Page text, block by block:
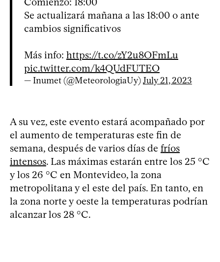
Se actualizará mañana a las 18:00 o ante
cambios significativos
Más info: https://t.co/zY2u8OFmLu
pic.twitter.com/k4QUdFUTEO
— Inumet (@MeteorologiaUy)July 21, 2023
A su vez, este evento estará acompañado por
el aumento de temperaturas este fin de
semana, después de varios días de fríos
intensos. Las máximas estarán entre los 25 °C
y los 26 °C en Montevideo, la zona
metropolitana y el este del país. En tanto, en
la zona norte y oeste la temperaturas podrían
alcanzar los 28 °C.